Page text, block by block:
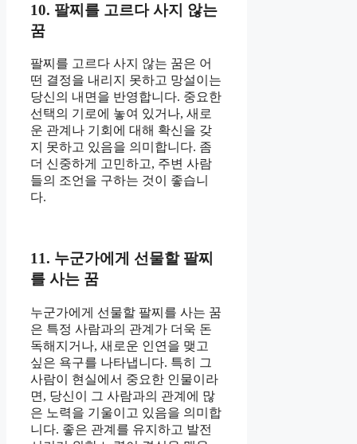
10. 팔찌를 고르다 사지 않는
꿈
팔찌를 고르다 사지 않는 꿈은 어
떤 결정을 내리지 못하고 망설이는
당신의 내면을 반영합니다. 중요한
선택의 기로에 놓여 있거나, 새로
운 관계나 기회에 대해 확신을 갖
지 못하고 있음을 의미합니다. 좀
더 신중하게 고민하고, 주변 사람
들의 조언을 구하는 것이 좋습니
다.
11. 누군가에게 선물할 팔찌
를 사는 꿈
누군가에게 선물할 팔찌를 사는 꿈
은 특정 사람과의 관계가 더욱 돈
독해지거나, 새로운 인연을 맺고
싶은 욕구를 나타냅니다. 특히 그
사람이 현실에서 중요한 인물이라
면, 당신이 그 사람과의 관계에 많
은 노력을 기울이고 있음을 의미합
니다. 좋은 관계를 유지하고 발전